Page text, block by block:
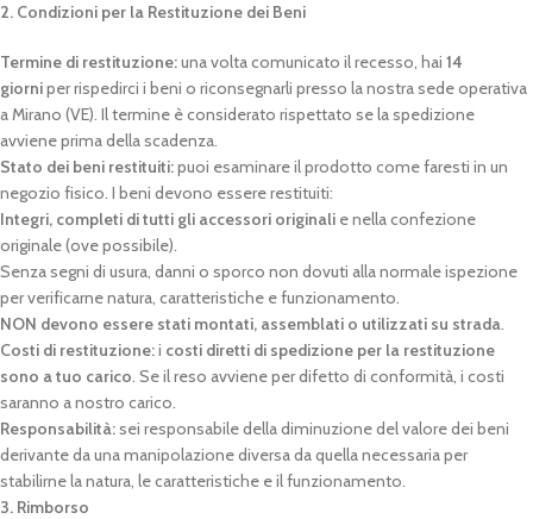
2. Condizioni per la Restituzione dei Beni
Termine di restituzione:una volta comunicato il recesso, hai 14
giorniper rispedirci i beni o riconsegnarli presso la nostra sede operativa
a Mirano (VE). Il termine è considerato rispettato se la spedizione
avviene prima della scadenza.
Stato dei beni restituiti:puoi esaminare il prodotto come faresti in un
negozio fisico. I beni devono essere restituiti:
Integri, completi di tutti gli accessori originali e nella confezione
originale (ove possibile).
Senza segni di usura, danni o sporco non dovuti alla normale ispezione
per verificarne natura, caratteristiche e funzionamento.
NON devono essere stati montati, assemblati o utilizzati su strada.
Costi di restituzione:i costi diretti di spedizione per la restituzione
sono a tuo carico. Se il reso avviene per difetto di conformità, i costi
saranno a nostro carico.
Responsabilità:sei responsabile della diminuzione del valore dei beni
derivante da una manipolazione diversa da quella necessaria per
stabilirne la natura, le caratteristiche e il funzionamento.
3. Rimborso